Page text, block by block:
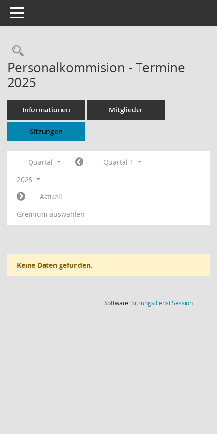
Toggle navigation
Rechercheauswahl
Personalkommision - Termine
2025
Informationen Mitglieder
Sitzungen
Quartal
Quartal 1
2025
Aktuell
Gremium auswählen
Keine Daten gefunden.
Software:SitzungsdienstSession(Wird in